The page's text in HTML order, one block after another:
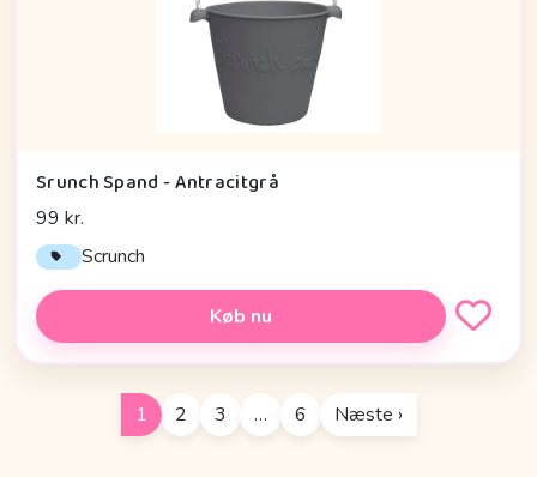
Srunch Spand - Antracitgrå
99 kr.
Scrunch
Køb nu
1 2 3 … 6 Næste ›